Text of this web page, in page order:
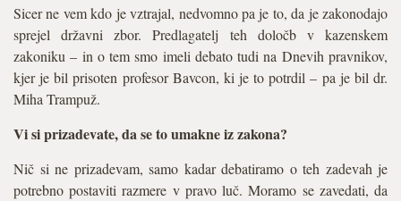
Sicer ne vem kdo je vztrajal, nedvomno pa je to, da je zakonodajo
sprejel državni zbor. Predlagatelj teh določb v kazenskem
zakoniku – in o tem smo imeli debato tudi na Dnevih pravnikov,
kjer je bil prisoten profesor Bavcon, ki je to potrdil – pa je bil dr.
Miha Trampuž.
Vi si prizadevate, da se to umakne iz zakona?
Nič si ne prizadevam, samo kadar debatiramo o teh zadevah je
potrebno postaviti razmere v pravo luč. Moramo se zavedati, da